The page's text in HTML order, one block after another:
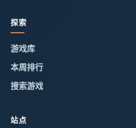
探索
游戏库
本周排行
搜索游戏
站点